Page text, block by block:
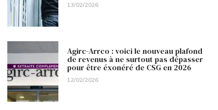
13/02/2026
Agirc-Arrco : voici le nouveau plafond
de revenus à ne surtout pas dépasser
pour être éxonéré de CSG en 2026
12/02/2026